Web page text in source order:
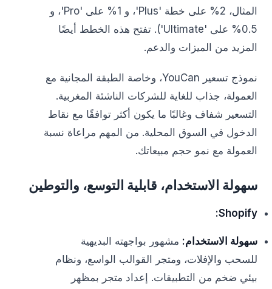
المثال، 2% على خطة 'Plus'، و 1% على 'Pro'، و
0.5% على 'Ultimate'). تفتح هذه الخطط أيضًا
المزيد من الميزات والدعم.
نموذج تسعير YouCan، وخاصة الطبقة المجانية مع
العمولة، جذاب للغاية للشركات الناشئة المغربية.
التسعير شفاف وغالبًا ما يكون أكثر توافقًا مع نقاط
الدخول في السوق المحلية. من المهم مراعاة نسبة
العمولة مع نمو حجم مبيعاتك.
سهولة الاستخدام، قابلية التوسع، والتوطين
Shopify:
سهولة الاستخدام: مشهور بواجهته البديهية
للسحب والإفلات، ومتجر القوالب الواسع، ونظام
بيئي ضخم من التطبيقات. إعداد متجر بمظهر